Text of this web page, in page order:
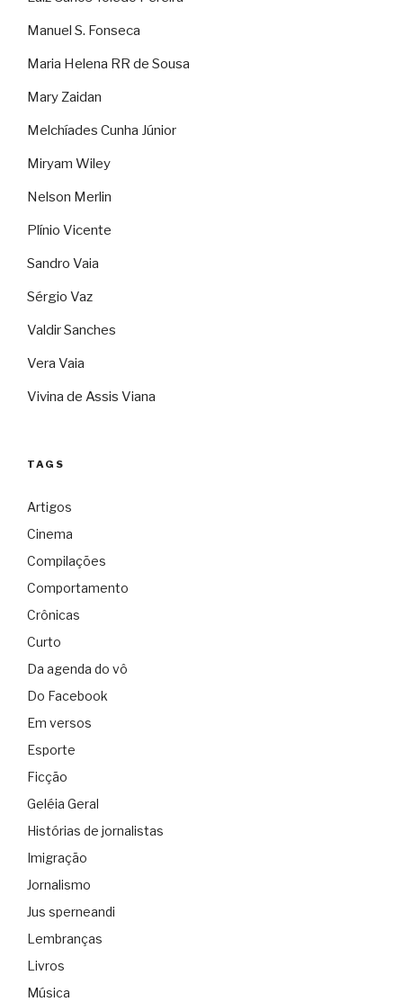
Manuel S. Fonseca
Maria Helena RR de Sousa
Mary Zaidan
Melchíades Cunha Júnior
Miryam Wiley
Nelson Merlin
Plínio Vicente
Sandro Vaia
Sérgio Vaz
Valdir Sanches
Vera Vaia
Vivina de Assis Viana
TAGS
Artigos
Cinema
Compilações
Comportamento
Crônicas
Curto
Da agenda do vô
Do Facebook
Em versos
Esporte
Ficção
Geléia Geral
Histórias de jornalistas
Imigração
Jornalismo
Jus sperneandi
Lembranças
Livros
Música